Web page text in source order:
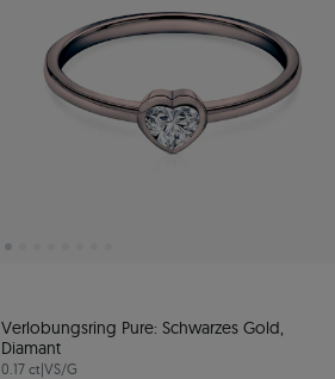
Verlobungsring Pure: Schwarzes Gold,
Diamant
0.17 ct|VS/G